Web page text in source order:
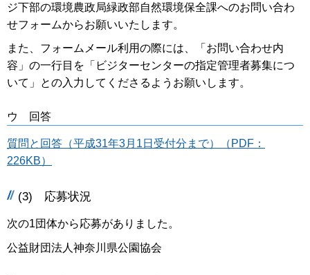
ジ下部の環境農政局緑政部自然環境保全課へのお問い合わ
せフォームからお願いいたします。
また、フォームメール利用の際には、「お問い合わせ内
容」の一行目を「ビジターセンターの指定管理者募集につ
いて」との入力してくださるようお願いします。
ウ 回答
質問と回答（平成31年3月1日受付分まで）（PDF：
226KB）
(3) 応募状況
次の1団体から応募がありました。
公益財団法人神奈川県公園協会